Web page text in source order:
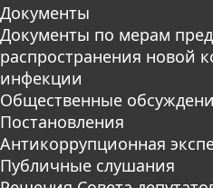
Документы
Документы по мерам
распространения новой
инфекции
Общественные
Постановления
Антикоррупционная
Публичные слушания